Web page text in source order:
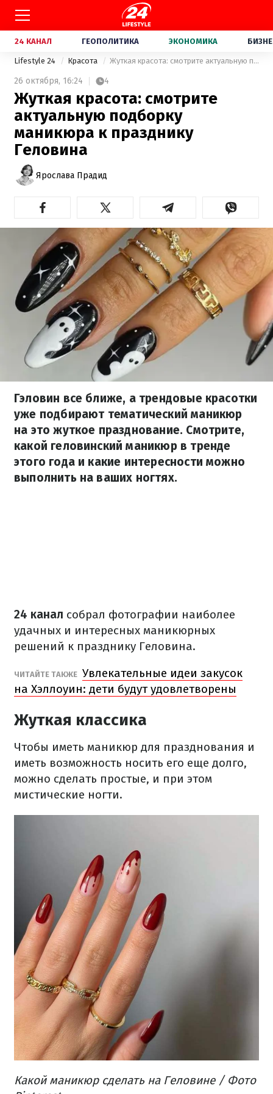
24 КАНАЛ ГЕОПОЛИТИКА ЭКОНОМИКА
Lifestyle 24 Красота Жуткая красота: смотрите актуальную подборку маникюра к празднику Геловина
26 октября, 16:24 4
Жуткая красота: смотрите
актуальную подборку
маникюра к празднику
Геловина
Ярослава Прадид
Гэловин все ближе, а трендовые красотки
уже подбирают тематический маникюр
на это жуткое празднование. Смотрите,
какой геловинский маникюр в тренде
этого года и какие интересности можно
выполнить на ваших ногтях.
24 канал собрал фотографии наиболее
удачных и интересных маникюрных
решений к празднику Геловина.
ЧИТАЙТЕ ТАКЖЕ Увлекательные идеи закусок
на Хэллоуин: дети будут удовлетворены
Жуткая классика
Чтобы иметь маникюр для празднования и
иметь возможность носить его еще долго,
можно сделать простые, и при этом
мистические ногти.
Какой маникюр сделать на Геловине / Фото